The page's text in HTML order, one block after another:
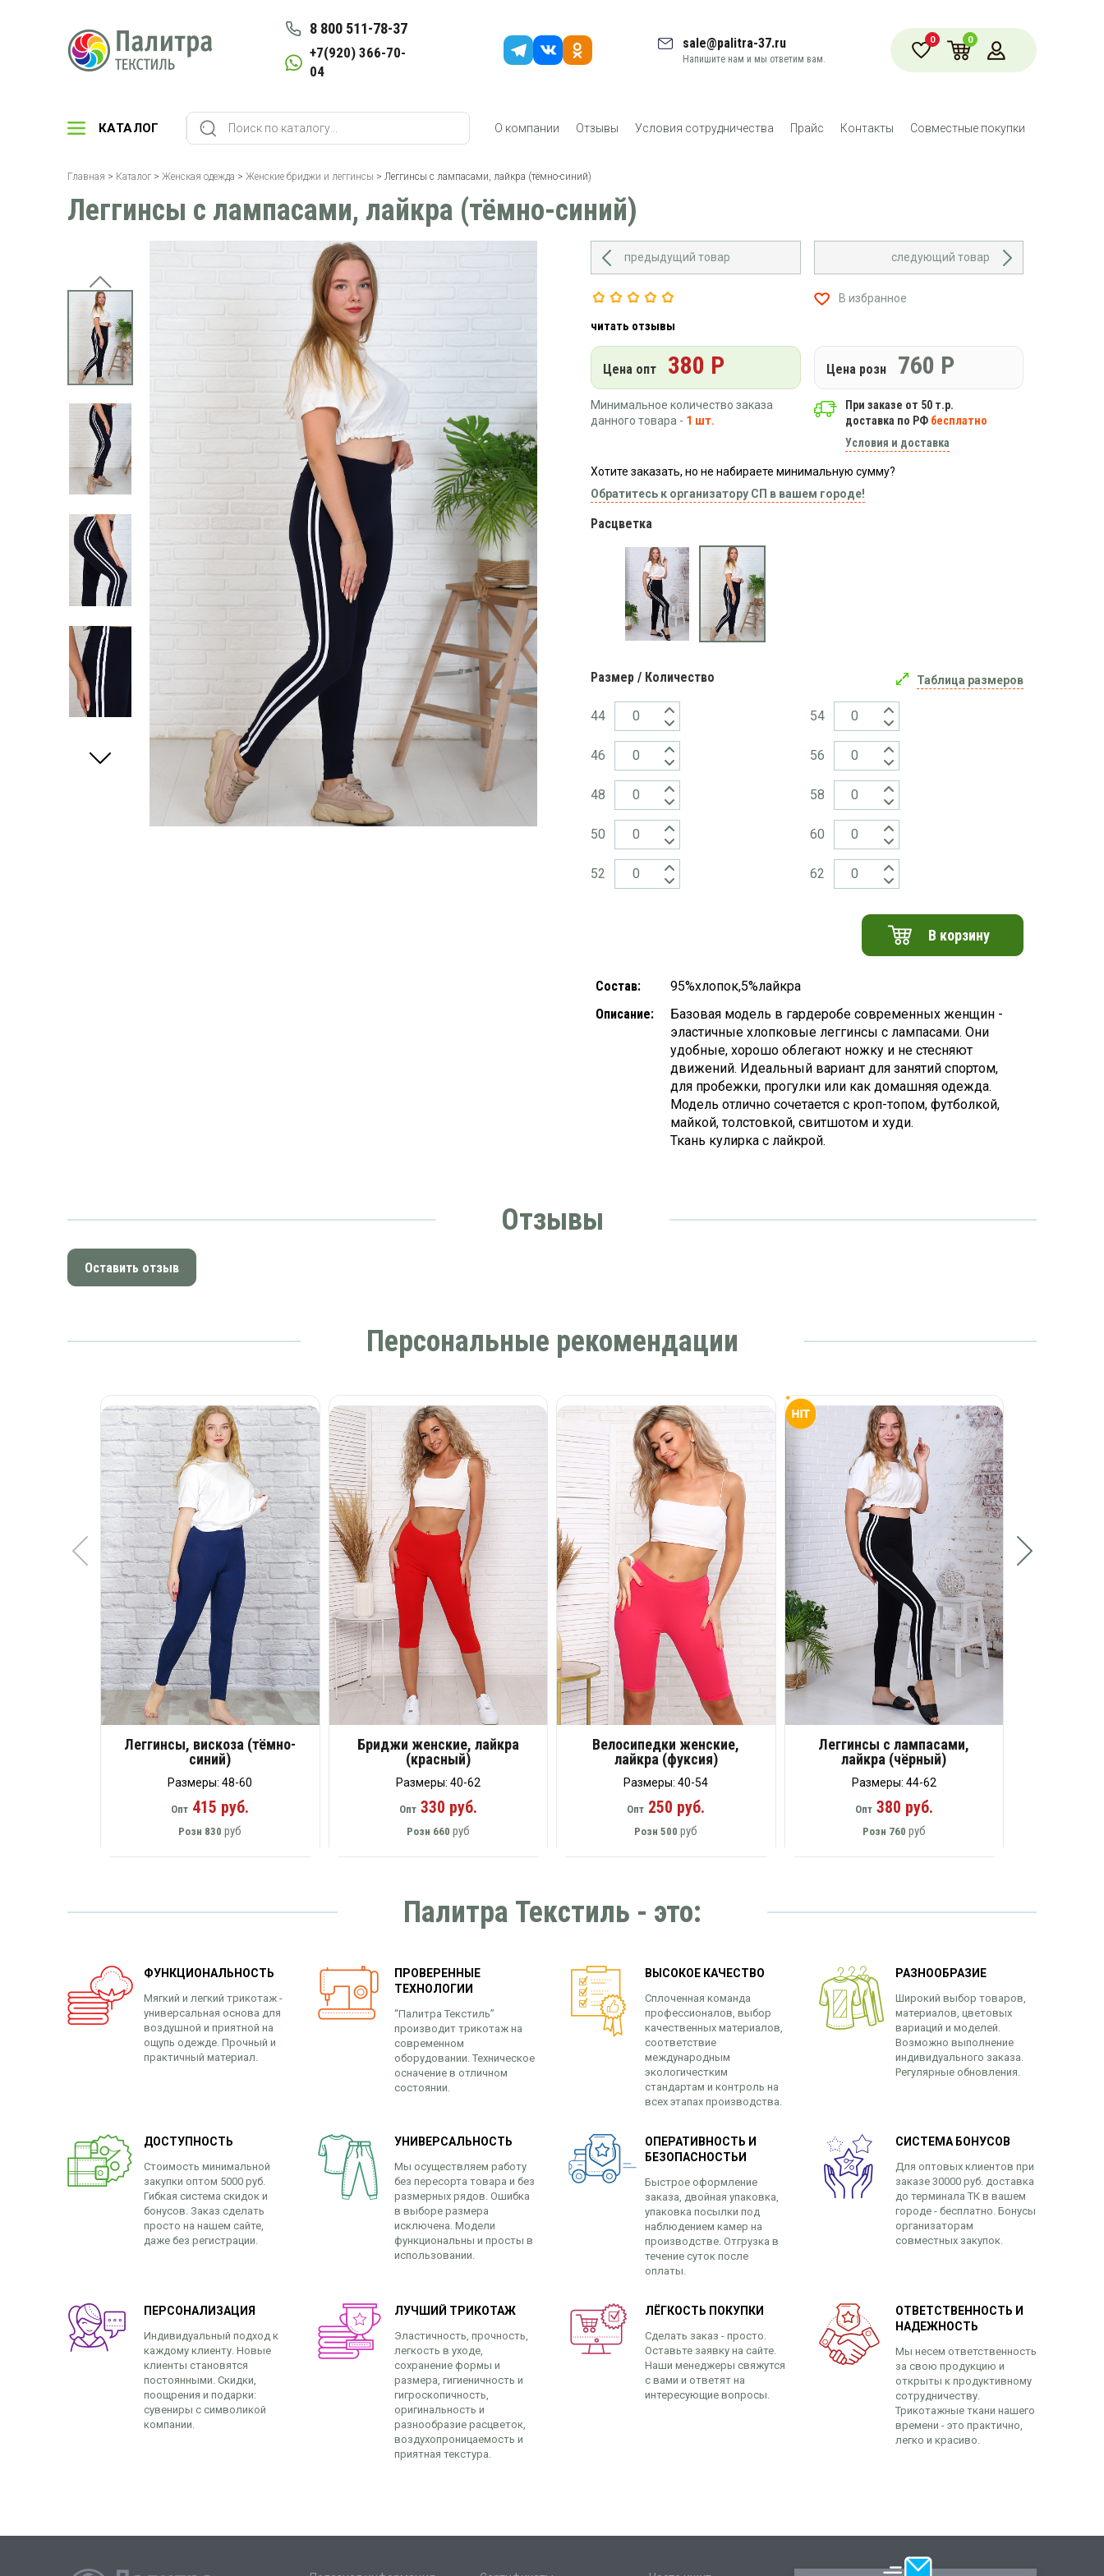
8 800 511-78-37
+7(920) 366-70-
04
sale@palitra-37.ru
Напишите нам и мы ответим вам.
0 0
КАТАЛОГ О компании Отзывы Условия сотрудничества Прайс Контакты Совместные покупки
Главная > Каталог > Женская одежда > Женские бриджи и леггинсы > Леггинсы с лампасами, лайкра (тёмно-синий)
Леггинсы с лампасами, лайкра (тёмно-синий)
предыдущий товар следующий товар
читать отзывы
В избранное
Цена опт 380 Р Цена розн 760 Р
Минимальное количество заказа
данного товара - 1 шт.
При заказе от 50 т.р.
доставка по РФ бесплатно
Условия и доставка
Хотите заказать, но не набираете минимальную сумму?
Обратитесь к организатору СП в вашем городе!
Расцветка
Размер / Количество Таблица размеров
44
46
48
50
52
54
56
58
60
62
В корзину
Состав:
95%хлопок,5%лайкра
Описание:
Базовая модель в гардеробе современных женщин -
эластичные хлопковые леггинсы с лампасами. Они
удобные, хорошо облегают ножку и не стесняют
движений. Идеальный вариант для занятий спортом,
для пробежки, прогулки или как домашняя одежда.
Модель отлично сочетается с кроп-топом, футболкой,
майкой, толстовкой, свитшотом и худи.
Ткань кулирка с лайкрой.
Отзывы
Оставить отзыв
Персональные рекомендации
Леггинсы, вискоза (тёмно-
синий)
Размеры: 48-60
Опт 415 руб.
Розн 830 руб
Бриджи женские, лайкра
(красный)
Размеры: 40-62
Опт330 руб.
Розн 660 руб
Велосипедки женские,
лайкра (фуксия)
Размеры: 40-54
Опт 250 руб.
Розн 500 руб
Леггинсы с лампасами,
лайкра (чёрный)
Размеры: 44-62
Опт380 руб.
Розн 760 руб
Палитра Текстиль - это:
ФУНКЦИОНАЛЬНОСТЬ
Мягкий и легкий трикотаж -
универсальная основа для
воздушной и приятной на
ощупь одежде. Прочный и
практичный материал.
ПРОВЕРЕННЫЕ
ТЕХНОЛОГИИ
“Палитра Текстиль”
производит трикотаж на
современном
оборудовании. Техническое
осначение в отличном
состоянии.
ВЫСОКОЕ КАЧЕСТВО
Сплоченная команда
профессионалов, выбор
качественных материалов,
соответствие
международным
экологичестким
стандартам и контроль на
всех этапах производства.
РАЗНООБРАЗИЕ
Широкий выбор товаров,
материалов, цветовых
вариаций и моделей.
Возможно выполнение
индивидуального заказа.
Регулярные обновления.
ДОСТУПНОСТЬ
Стоимость минимальной
закупки оптом 5000 руб.
Гибкая система скидок и
бонусов. Заказ сделать
просто на нашем сайте,
даже без регистрации.
УНИВЕРСАЛЬНОСТЬ
Мы осуществляем работу
без пересорта товара и без
размерных рядов. Ошибка
в выборе размера
исключена. Модели
функциональны и просты в
использовании.
ОПЕРАТИВНОСТЬ И
БЕЗОПАСНОСТЬИ
Быстрое оформление
заказа, двойная упаковка,
упаковка посылки под
наблюдением камер на
производстве. Отгрузка в
течение суток после
оплаты.
СИСТЕМА БОНУСОВ
Для оптовых клиентов при
заказе 30000 руб. доставка
до терминала ТК в вашем
городе - бесплатно. Бонусы
организаторам
совместных закупок.
ПЕРСОНАЛИЗАЦИЯ
Индивидуальный подход к
каждому клиенту. Новые
клиенты становятся
постоянными. Скидки,
поощрения и подарки:
сувениры с символикой
компании.
ЛУЧШИЙ ТРИКОТАЖ
Эластичность, прочность,
легкость в уходе,
сохранение формы и
размера, гигиеничность и
гигроскопичность,
оригинальность и
разнообразие расцветок,
воздухопроницаемость и
приятная текстура.
ЛЁГКОСТЬ ПОКУПКИ
Сделать заказ - просто.
Оставьте заявку на сайте.
Наши менеджеры свяжутся
с вами и ответят на
интересующие вопросы.
ОТВЕТСТВЕННОСТЬ И
НАДЕЖНОСТЬ
Мы несем ответственность
за свою продукцию и
открыты к продуктивному
сотрудничеству.
Трикотажные ткани нашего
времени - это практично,
легко и красиво.